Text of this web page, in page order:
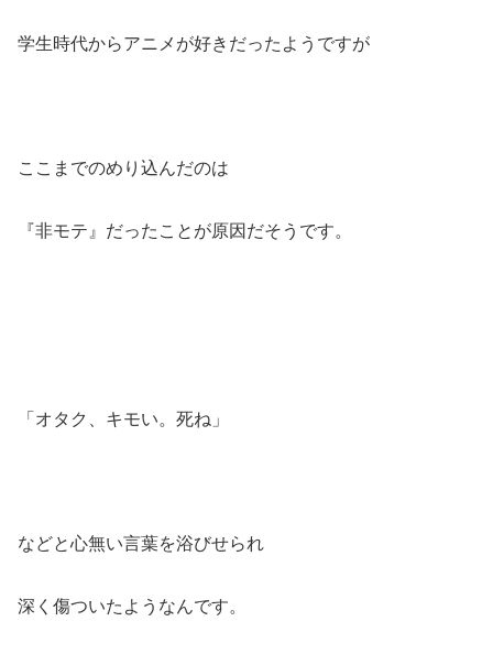
学生時代からアニメが好きだったようですが
ここまでのめり込んだのは
『非モテ』だったことが原因だそうです。
「オタク、キモい。死ね」
などと心無い言葉を浴びせられ
深く傷ついたようなんです。